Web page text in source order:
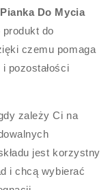
Do Mycia
produkt do
czemu pomaga
pozostałości
zależy Ci na
jest korzystny
i chcą wybierać